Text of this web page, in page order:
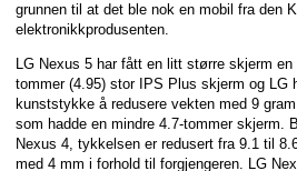
grunnen til at det ble nok en mobil fra den
elektronikkprodusenten.
LG Nexus 5 har fått en litt større skjerm en
tommer (4.95) stor IPS Plus skjerm og LG
kunststykke å redusere vekten med 9
som hadde en mindre 4.7-tommer skjerm.
Nexus 4, tykkelsen er redusert fra 9.1 til
med 4 mm i forhold til forgjengeren. LG